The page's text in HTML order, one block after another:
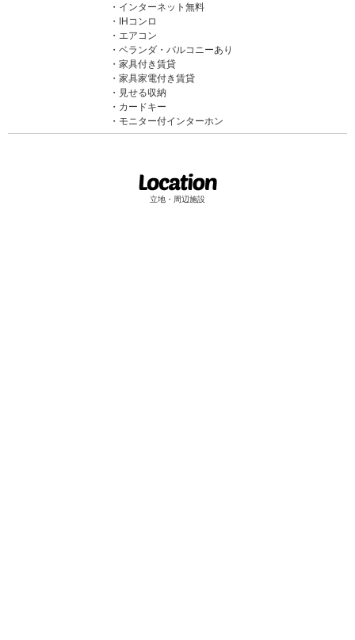
インターネット無料
IHコンロ
エアコン
ベランダ・バルコニーあり
家具付き賃貸
家具家電付き賃貸
見せる収納
カードキー
モニター付インターホン
立地・周辺施設